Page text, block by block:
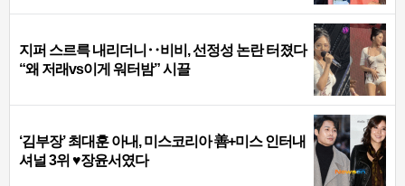
지퍼 스르륵 내리더니‥비비, 선정성 논란 터졌다
“왜 저래vs이게 워터밤” 시끌
‘김부장’ 최대훈 아내, 미스코리아 善+미스 인터내
셔널 3위 ♥장윤서였다